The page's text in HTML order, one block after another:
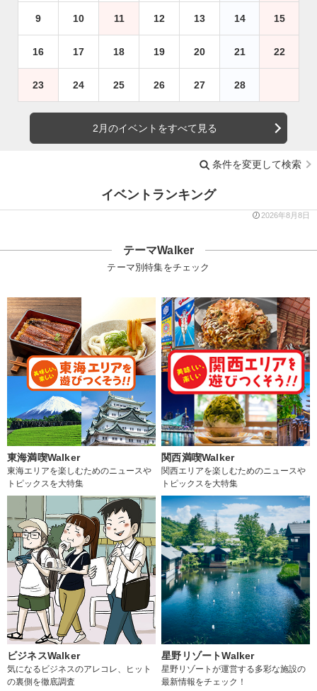
9 10 11 12 13 14 15
16 17 18 19 20 21 22
23 24 25 26 27 28
2月のイベントをすべて見る
条件を変更して検索
イベントランキング
2026年8月8日
テーマWalker
テーマ別特集をチェック
東海満喫Walker
東海エリアを楽しむためのニュースや
トピックスを大特集
関西満喫Walker
関西エリアを楽しむためのニュースや
トピックスを大特集
ビジネスWalker
気になるビジネスのアレコレ、ヒット
の裏側を徹底調査
星野リゾートWalker
星野リゾートが運営する多彩な施設の
最新情報をチェック！